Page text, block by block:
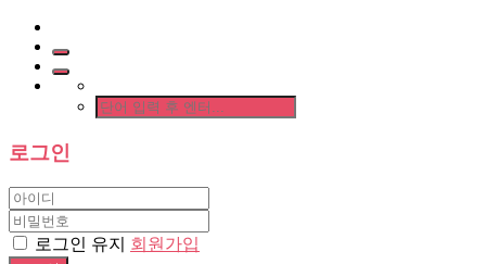
로그인
로그인 유지 회원가입